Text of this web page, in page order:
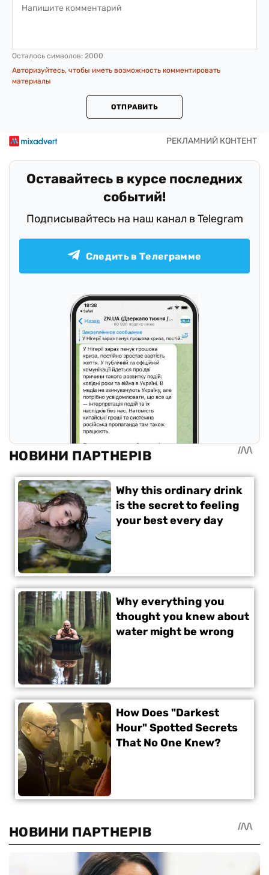
Осталось символов: 2000
Авторизуйтесь, чтобы иметь возможность комментировать
материалы
ОТПРАВИТЬ
Оставайтесь в курсе последних
событий!
Подписывайтесь на наш канал в Telegram
Следить в Телеграмме